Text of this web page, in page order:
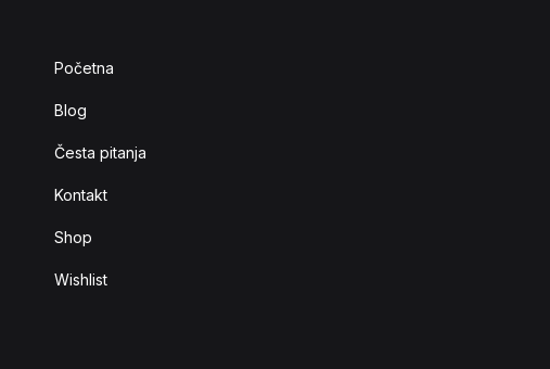
Početna
Blog
Česta pitanja
Kontakt
Shop
Wishlist